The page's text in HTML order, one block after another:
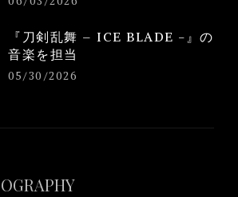
『刀剣乱舞 – ICE BLADE -』の
音楽を担当
05/30/2026